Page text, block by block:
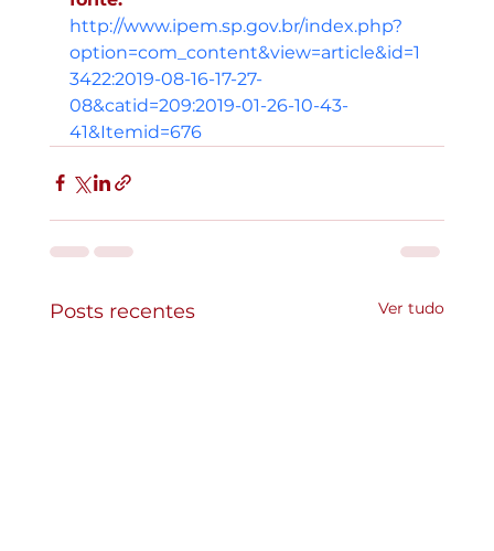
http://www.ipem.sp.gov.br/index.php?
option=com_content&view=article&id=1
3422:2019-08-16-17-27-
08&catid=209:2019-01-26-10-43-
41&Itemid=676
Posts recentes Ver tudo